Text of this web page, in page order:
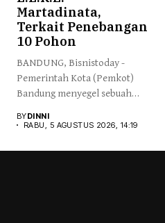
Martadinata,
Terkait Penebangan
10 Pohon
BANDUNG, Bisnistoday -
Pemerintah Kota (Pemkot)
Bandung menyegel sebuah
BYDINNI
RABU, 5 AGUSTUS 2026, 14:19